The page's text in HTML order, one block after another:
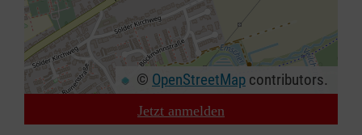
© OpenStreetMap contributors.
Jetzt anmelden